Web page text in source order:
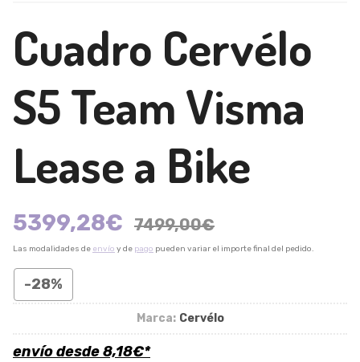
Cuadro Cervélo
S5 Team Visma
Lease a Bike
5399,28€ 7499,00€
Las modalidades de envío y de pago pueden variar el importe final del pedido.
-28%
Marca: Cervélo
envío desde8,18€*